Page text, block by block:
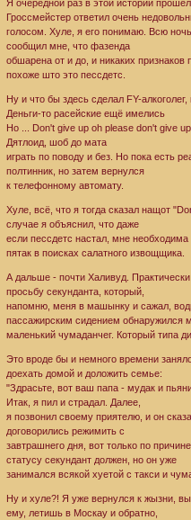
Я очередной раз в этой истории
Гроссмейстер ответил очень
голосом. Хуле, я его понимаю. Всю
сообщил мне, что фазенда
обшарена от и до, и никаких
похоже што это пессдетс.
Ну и что бы здесь сделал FY-
Деньги-то расейские ещё имелись
Но ... Don't give up oh please don't give
Дятлоид, шоб до мата
играть по поводу и без. Но пока есть
полтинник, но затем вернулся
к телефонному автомату.
Хуле, всё, что я тогда сказал нащот
случае я объяснил, что даже
если пессдетс настал, мне
пятак в поисках салатного извощщика.
А дальше - почти Халивуд.
просьбу секунданта, который,
напомню, меня в машынку и сажал,
пассажирским сидением обнаружился
маленький чумаданчег. Который типа
Это вроде бы и немного времени
доехать домой и доложить семье:
"Здрасьте, вот ваш папа - мудак и
Итак, я пил и страдал. Далее,
я позвонил своему приятелю, и он
договорились режимить с
завтрашнего дня, вот только по
статусу секундант должен, но он уже
занимался всякой хуетой с такси и
Ну и хуле?! Я уже вернулся к жызни,
ему, летишь в Москау и обратно,